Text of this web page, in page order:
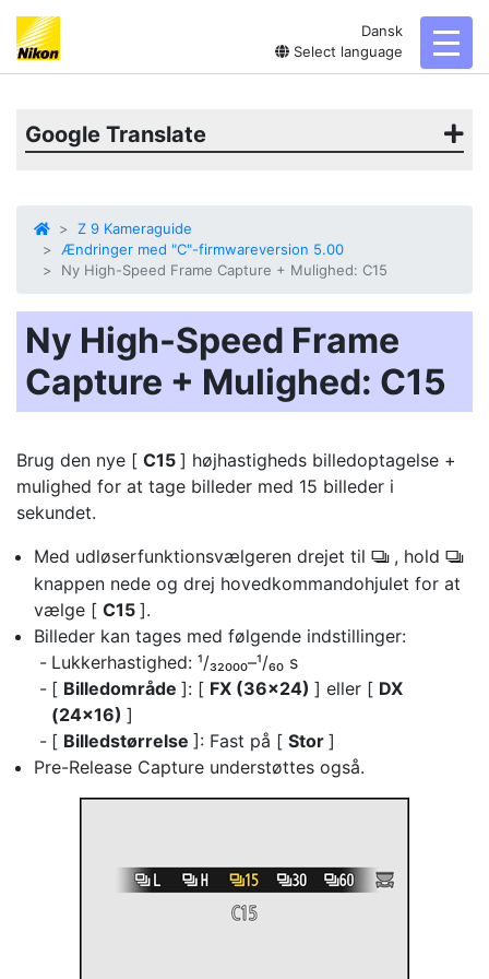
Dansk
Select language
Google Translate
Z 9 Kameraguide
Ændringer med "C"-firmwareversion 5.00
Ny High-Speed Frame Capture + Mulighed: C15
Ny High-Speed Frame
Capture + Mulighed: C15
Brug den nye [ C15 ] højhastigheds billedoptagelse +
mulighed for at tage billeder med 15 billeder i
sekundet.
Med udløserfunktionsvælgeren drejet til c , hold c
knappen nede og drej hovedkommandohjulet for at
vælge [ C15 ].
Billeder kan tages med følgende indstillinger:
Lukkerhastighed: ¹/₃₂₀₀₀–¹/₆₀ s
[ Billedområde ]: [ FX (36×24) ] eller [ DX
(24×16) ]
[ Billedstørrelse ]: Fast på [ Stor ]
Pre-Release Capture understøttes også.